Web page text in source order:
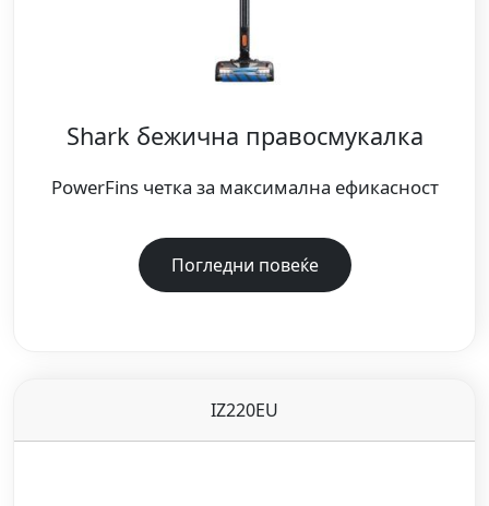
Shark бежична правосмукалка
PowerFins четка за максимална ефикасност
Погледни повеќе
IZ220EU